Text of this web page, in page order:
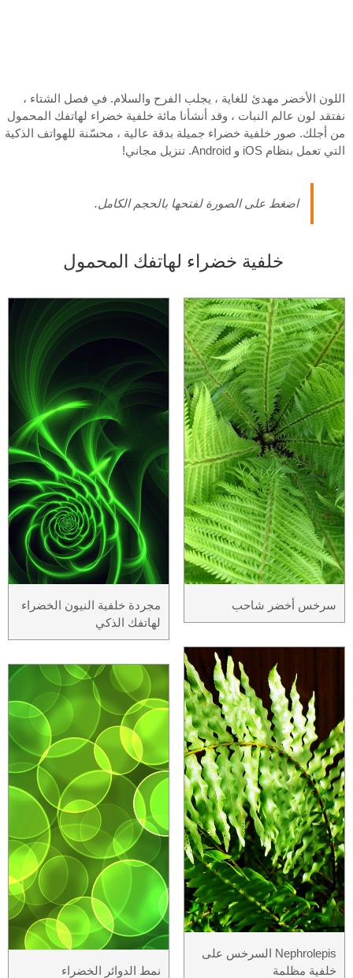
اللون الأخضر مهدئ للغاية ، يجلب الفرح والسلام. في فصل الشتاء ،
نفتقد لون عالم النبات ، وقد أنشأنا مائة خلفية خضراء لهاتفك المحمول
من أجلك. صور خلفية خضراء جميلة بدقة عالية ، محسّنة للهواتف الذكية
التي تعمل بنظام iOS و Android. تنزيل مجاني!
اضغط على الصورة لفتحها بالحجم الكامل.
خلفية خضراء لهاتفك المحمول
سرخس أخضر شاحب
Nephrolepis السرخس على
خلفية مظلمة
مجردة خلفية النيون الخضراء
لهاتفك الذكي
نمط الدوائر الخضراء